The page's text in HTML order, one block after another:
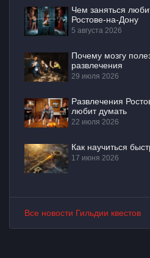
Чем заняться
Ростове-на-Дону
5 августа 2026
Почему мозгу
развлечения
29 июля 2026
Развлечения
любит думать
22 июля 2026
Как научиться
17 июня 2026
Все новости Гильдии квестов